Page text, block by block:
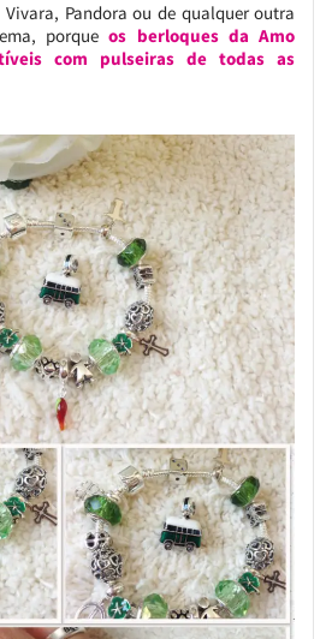
Pandora ou de qualquer outra
porque os berloques da Amo
com pulseiras de todas as